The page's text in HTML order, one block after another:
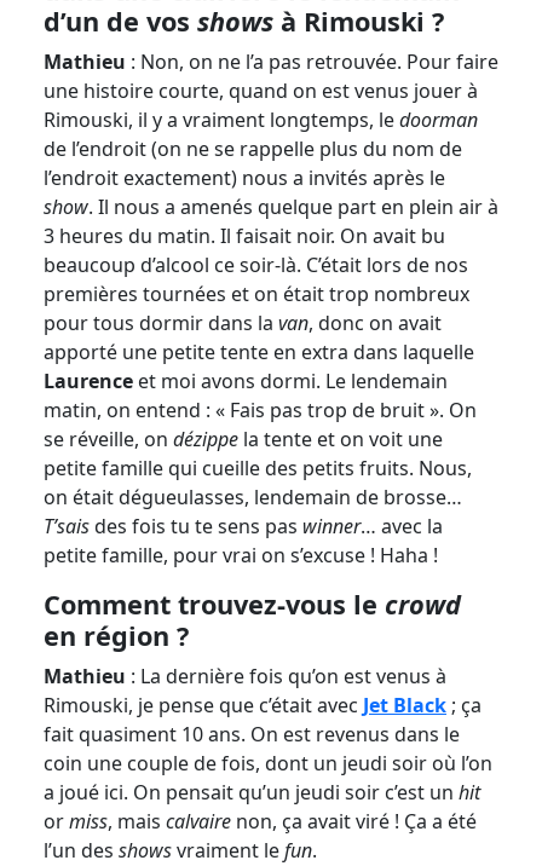
d’un de vos shows à Rimouski ?
Mathieu : Non, on ne l’a pas retrouvée. Pour faire
une histoire courte, quand on est venus jouer à
Rimouski, il y a vraiment longtemps, ledoorman
de l’endroit (on ne se rappelle plus du nom de
l’endroit exactement) nous a invités après le
show. Il nous a amenés quelque part en plein air à
3 heures du matin. Il faisait noir. On avait bu
beaucoup d’alcool ce soir-là. C’était lors de nos
premières tournées et on était trop nombreux
pour tous dormir dans la van, donc on avait
apporté une petite tente en extra dans laquelle
Laurence et moi avons dormi. Le lendemain
matin, on entend : « Fais pas trop de bruit ». On
se réveille, on dézippe la tente et on voit une
petite famille qui cueille des petits fruits. Nous,
on était dégueulasses, lendemain de brosse…
T’saisdes fois tu te sens pas winner… avec la
petite famille, pour vrai on s’excuse ! Haha !
Comment trouvez-vous le crowd
en région ?
Mathieu : La dernière fois qu’on est venus à
Rimouski, je pense que c’était avec Jet Black; ça
fait quasiment 10 ans. On est revenus dans le
coin une couple de fois, dont un jeudi soir où l’on
a joué ici. On pensait qu’un jeudi soir c’est un hit
ormiss, mais calvaire non, ça avait viré ! Ça a été
l’un des showsvraiment lefun.